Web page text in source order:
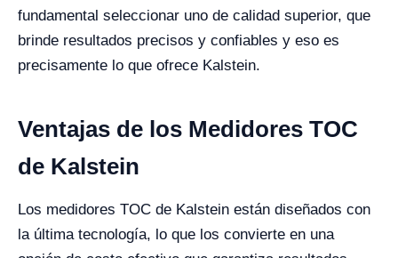
fundamental seleccionar uno de calidad superior, que
brinde resultados precisos y confiables y eso es
precisamente lo que ofrece Kalstein.
Ventajas de los Medidores TOC
de Kalstein
Los medidores TOC de Kalstein están diseñados con
la última tecnología, lo que los convierte en una